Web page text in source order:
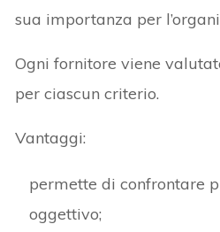
sua importanza per
Ogni fornitore viene
per ciascun criterio.
Vantaggi:
permette di confrontare
oggettivo;